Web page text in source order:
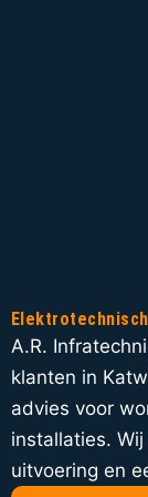
A.R.
klanten in
advies voor
installaties.
uitvoering en